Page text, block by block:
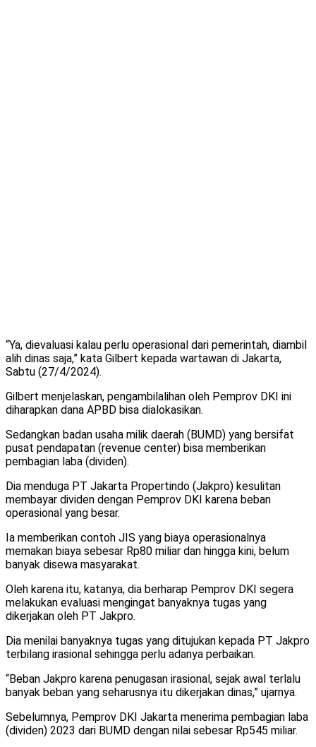
“Ya, dievaluasi kalau perlu operasional dari pemerintah, diambil
alih dinas saja,” kata Gilbert kepada wartawan di Jakarta,
Sabtu (27/4/2024).
Gilbert menjelaskan, pengambilalihan oleh Pemprov DKI ini
diharapkan dana APBD bisa dialokasikan.
Sedangkan badan usaha milik daerah (BUMD) yang bersifat
pusat pendapatan (revenue center) bisa memberikan
pembagian laba (dividen).
Dia menduga PT Jakarta Propertindo (Jakpro) kesulitan
membayar dividen dengan Pemprov DKI karena beban
operasional yang besar.
Ia memberikan contoh JIS yang biaya operasionalnya
memakan biaya sebesar Rp80 miliar dan hingga kini, belum
banyak disewa masyarakat.
Oleh karena itu, katanya, dia berharap Pemprov DKI segera
melakukan evaluasi mengingat banyaknya tugas yang
dikerjakan oleh PT Jakpro.
Dia menilai banyaknya tugas yang ditujukan kepada PT Jakpro
terbilang irasional sehingga perlu adanya perbaikan.
“Beban Jakpro karena penugasan irasional, sejak awal terlalu
banyak beban yang seharusnya itu dikerjakan dinas,” ujarnya.
Sebelumnya, Pemprov DKI Jakarta menerima pembagian laba
(dividen) 2023 dari BUMD dengan nilai sebesar Rp545 miliar.